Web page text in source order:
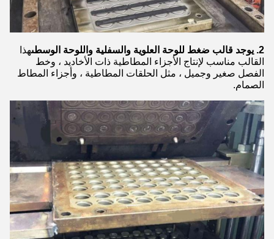
2. يوجد قالب ضغط للوحة العلوية والسفلية واللوحة الوسطىهذا
القالب مناسب لإنتاج الأجزاء المطاطية ذات الأخاديد ، وخط
الفصل صغير وجميل ، مثل الحلقات المطاطية ، وأجزاء المطاط
الصمام.